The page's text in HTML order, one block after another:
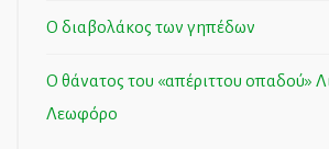
Ο διαβολάκος των γηπέδων
Ο θάνατος του «απέριττου οπαδού»
Λεωφόρο